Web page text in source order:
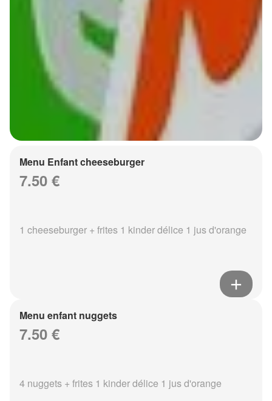
Menu Enfant cheeseburger
7.50 €
1 cheeseburger + frites 1 kinder délice 1 jus d'orange
Menu enfant nuggets
7.50 €
4 nuggets + frites 1 kinder délice 1 jus d'orange